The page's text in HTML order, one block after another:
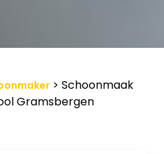
> Schoonmaak
Gramsbergen